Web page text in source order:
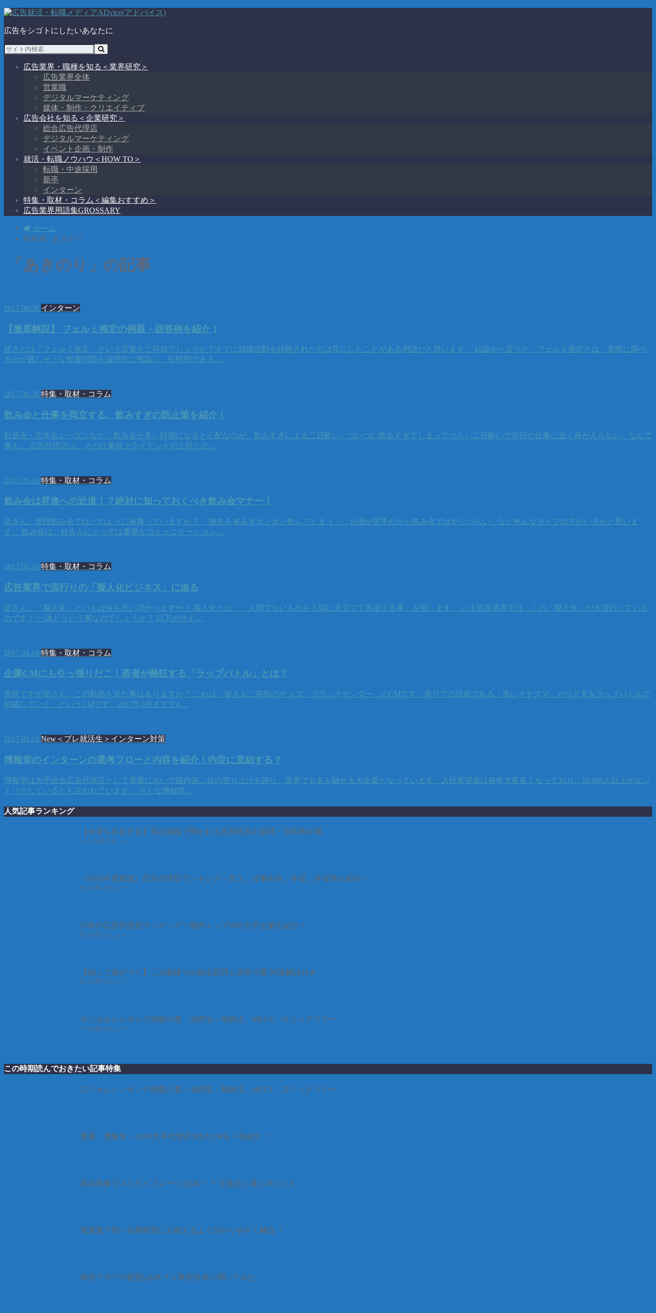
広告をシゴトにしたいあなたに
広告業界・職種を知る ＜業界研究＞
広告業界全体
営業職
デジタルマーケティング
媒体・制作・クリエイティブ
広告会社を知る ＜企業研究＞
総合広告代理店
デジタルマーケティング
イベント企画・制作
就活・転職ノウハウ ＜HOW TO＞
転職・中途採用
新卒
インターン
特集・取材・コラム ＜編集おすすめ＞
広告業界用語集GROSSARY
ホーム
投稿者 : あきのり
「あきのり」の記事
2017.08.08 インターン
【徹底解説】 フェルミ推定の例題・回答例を紹介！
皆さんは「フェルミ推定」という言葉をご存知でしょうか？すでに就職活動を経験された方は耳にしたことがある用語だと思います。 結論から言うと、フェルミ推定とは「実際に調べ
るのが難しそうな数量問題を論理的に推論し、短時間である…
2017.06.28 特集・取材・コラム
飲み会と仕事を両立する、飲みすぎの防止策を紹介！
歓迎会・忘年会シーズンなど、飲み会が多い時期になると心配なのが、飲みすぎによる二日酔い。ついつい飲みすぎてしまってつらい二日酔いで翌日の仕事に全く身が入らない、なんて
事も。 広告代理店は、その仕事柄クライアントや上司との…
2017.05.26 特集・取材・コラム
飲み会は昇進への近道！？絶対に知っておくべき飲み会マナー！
皆さん、普段飲み会ではどのように振舞っていますか？ 「後先を省みずガンガン飲んでしまう」「お酒が苦手だから飲み会ではやりづらい」など色んなタイプの方がいるかと思いま
す。 飲み会は、社会人にとっては重要なコミュニケーション…
2017.05.10 特集・取材・コラム
広告業界で流行りの「擬人化ビジネス」に迫る
皆さん、「擬人化」といえば何を思い浮かべますか？ 擬人化とは、「人間でないものを人間に見立てて表現する事」を指します。 いま広告業界では、この「擬人化」が大流行している
のです！ 一体どういう事なのでしょうか？ 以下のサイ…
2017.04.18 特集・取材・コラム
企業CMにも引っ張りだこ！若者が熱狂する「ラップバトル」とは？
突然ですが皆さん、この動画を見た事はありますか？ これは、皆さんご存知のチョコ「ブラックサンダー」のCMです。非リアの代表である「黒いイナズマ」がリア充をラップバトルで
制裁していく、というCMです。2017年3月までで4…
2017.01.10 New＜プレ就活生＞インターン対策
博報堂のインターンの選考フローと内容を紹介！内定に直結する？
博報堂は大手総合広告代理店として電通に次いで国内第二位の売り上げを誇り、世界でも名を馳せる大企業となっています。入社希望者は毎年大変多くなっており、10,000人以上がエン
トリーしているとも言われています。 そんな博報堂…
人気記事ランキング
【合否を左右する】就活面接で聞かれる長所短所の質問・回答例30選
114.1k件のビュー
《2018年最新版》広告代理店ランキング – 売上、仕事内容、年収、外資系も紹介！
92.2k件のビュー
日本の広告代理店ランキング！国内トップ10の大手企業を紹介！
85.8k件のビュー
【知って差がつく】二次面接での頻出質問と回答15選-対策解説付き
81.7k件のビュー
ロジカルシンキング例題11選 – 演繹法・帰納法、MECE、ロジックツリー
77.5k件のビュー
この時期読んでおきたい記事特集
ロジカルシンキング例題11選 – 演繹法・帰納法、MECE、ロジックツリー
電通・博報堂・ADK大手代理店3社のCMを一挙紹介！
就活面接でストライプスーツはOK！？ 注意点と選ぶポイント
電通鬼十則 – 企業研究にも使えるよう分かりやすく解説 ！
就活でボブの髪型はOK？人事担当者に聞いてみた